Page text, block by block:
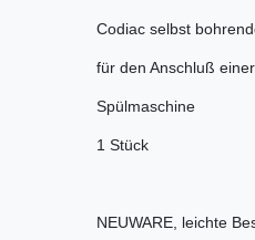
Codiac selbst
für den Anschluß
Spülmaschine
1 Stück
NEUWARE, leichte